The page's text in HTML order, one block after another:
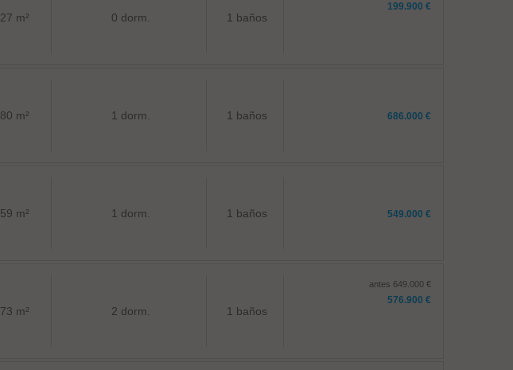
27 m² 0 dorm. 1 baños
199.900 €
80 m² 1 dorm. 1 baños 686.000 €
59 m² 1 dorm. 1 baños 549.000 €
73 m² 2 dorm. 1 baños
antes 649.000 €
576.900 €